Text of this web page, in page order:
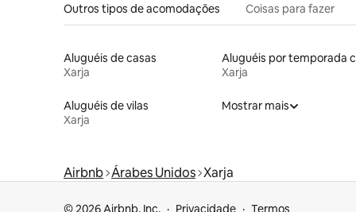
Outros tipos de acomodações Coisas para fazer
Aluguéis de casas
Xarja
Xarja
Aluguéis de vilas
Xarja
Mostrar mais
Airbnb Árabes Unidos Xarja
© 2026 Airbnb, Inc. Privacidade Termos